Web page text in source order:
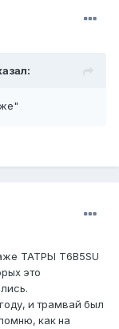
ТАТРЫ T6B5SU
это
и трамвай был
как на